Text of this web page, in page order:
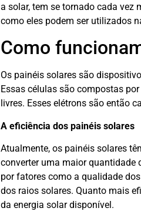
a solar, tem se tornado cada vez
como eles podem ser utilizados
Como
Os painéis solares são
Essas células são compostas
livres. Esses elétrons são então
A eficiência dos painéis solares
Atualmente, os painéis solares
converter uma maior quantidade
por fatores como a qualidade
dos raios solares. Quanto mais
da energia solar disponível.